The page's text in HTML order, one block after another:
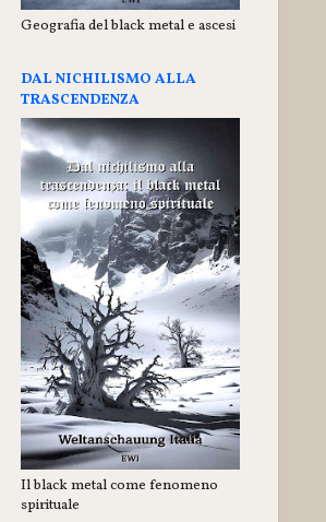
Geografia del black metal e ascesi
DAL NICHILISMO ALLA
TRASCENDENZA
Il black metal come fenomeno
spirituale